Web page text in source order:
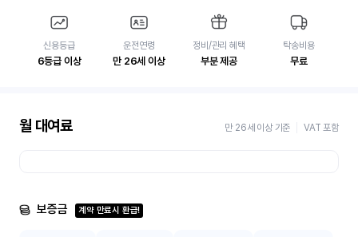
신용등급
6등급 이상
운전연령
만 26세 이상
정비/관리 혜택
부분 제공
탁송비용
무료
월 대여료 만 26세 이상 기준 VAT 포함
보증금 계약 만료시 환급!